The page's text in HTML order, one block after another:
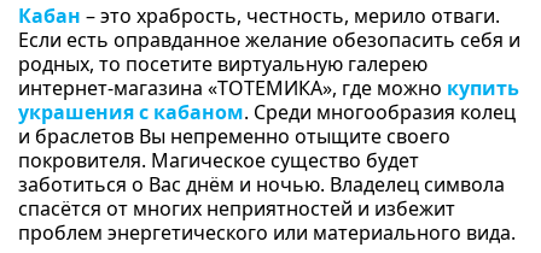
Кабан – это храбрость, честность, мерило отваги.
Если есть оправданное желание обезопасить себя и
родных, то посетите виртуальную галерею
интернет-магазина «ТОТЕМИКА», где можно купить
украшения с кабаном. Среди многообразия колец
и браслетов Вы непременно отыщите своего
покровителя. Магическое существо будет
заботиться о Вас днём и ночью. Владелец символа
спасётся от многих неприятностей и избежит
проблем энергетического или материального вида.